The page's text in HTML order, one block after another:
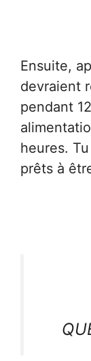
Ensuite,
devraient
pendant
heures.
prêts à